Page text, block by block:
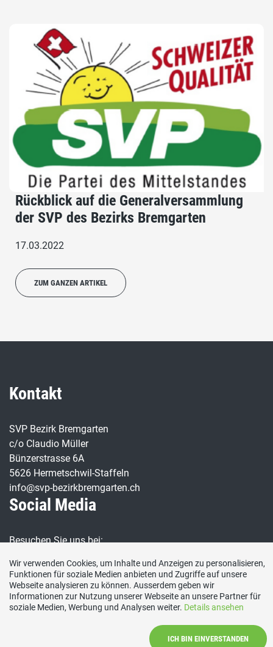
Rückblick auf die Generalversammlung
der SVP des Bezirks Bremgarten
17.03.2022
ZUM GANZEN ARTIKEL
Kontakt
SVP Bezirk Bremgarten
c/o Claudio Müller
Bünzerstrasse 6A
5626 Hermetschwil-Staffeln
info@svp-bezirkbremgarten.ch
Social Media
Besuchen Sie uns bei:
Login
Wir verwenden Cookies, um Inhalte und Anzeigen zu personalisieren,
Funktionen für soziale Medien anbieten und Zugriffe auf unsere
Webseite analysieren zu können. Ausserdem geben wir
Informationen zur Nutzung unserer Webseite an unsere Partner für
soziale Medien, Werbung und Analysen weiter. Details ansehen
ICH BIN EINVERSTANDEN